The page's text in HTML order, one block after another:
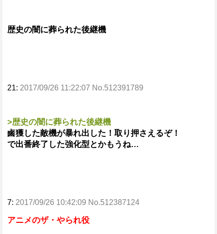
歴史の闇に葬られた後継機
21: 2017/09/26 11:22:07 No.512391789
>歴史の闇に葬られた後継機
鹵獲した敵機が暴れ出した！取り押さえるぞ！
で出番終了した強化型とかもうね…
7: 2017/09/26 10:42:09 No.512387124
アニメのザ・やられ役